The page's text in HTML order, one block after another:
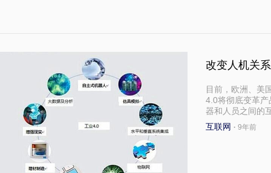
改变人机关
目前，欧洲、美
4.0将彻底变革
器和人员之间的
互联网 · 9年前